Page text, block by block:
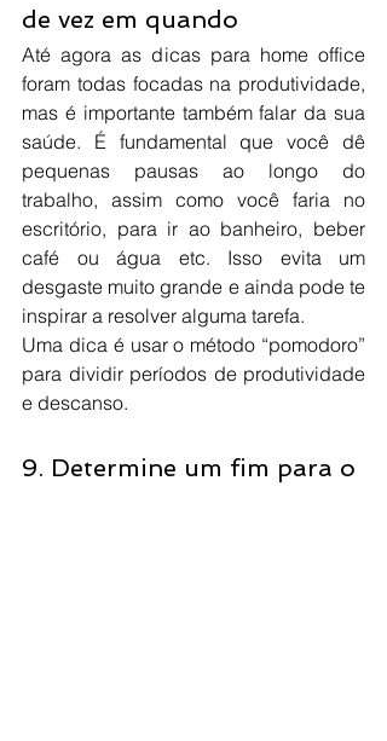
de vez em quando
Até agora as dicas para home office
foram todas focadas na produtividade,
mas é importante também falar da sua
saúde. É fundamental que você dê
pequenas pausas ao longo do
trabalho, assim como você faria no
escritório, para ir ao banheiro, beber
café ou água etc. Isso evita um
desgaste muito grande e ainda pode te
inspirar a resolver alguma tarefa.
Uma dica é usar o método “pomodoro”
para dividir períodos de produtividade
e descanso.
9. Determine um fim para o